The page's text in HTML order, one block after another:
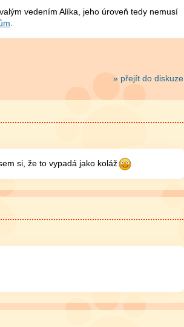
vedením Alíka, jeho úroveň tedy nemusí
» přejít do diskuze
si, že to vypadá jako koláž